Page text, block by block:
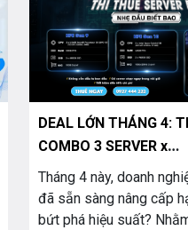
trong nước đang trở
hướng được […]
DEAL LỚN THÁNG 4:
COMBO 3 SERVER x
1.9TR/THÁNG – CẤU
KHỦNG
Tháng 4 này, doanh
đã sẵn sàng nâng cấp
bứt phá hiệu suất?